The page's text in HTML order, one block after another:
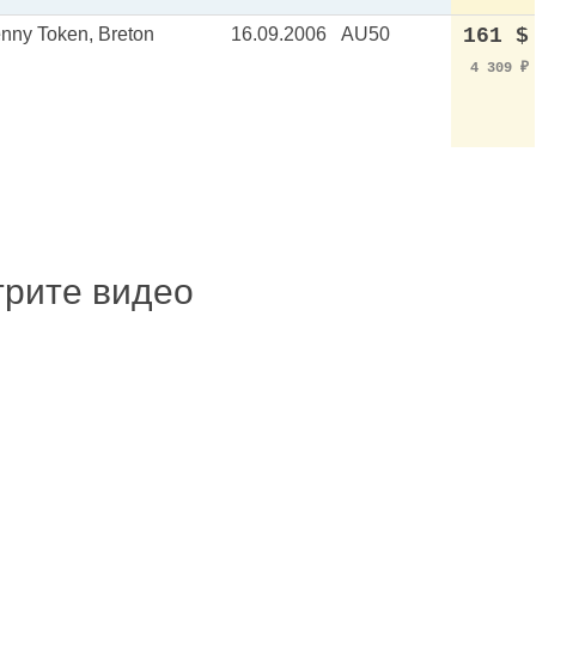
Token, Breton
16.09.2006 AU50 161 $
4 309 ₽
видео